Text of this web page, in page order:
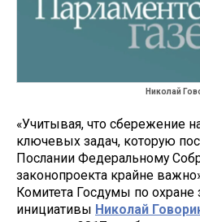
Николай
«Учитывая, что сбережение
ключевых задач, которую
Послании Федеральному
законопроекта крайне
Комитета Госдумы по охране
инициативы Николай